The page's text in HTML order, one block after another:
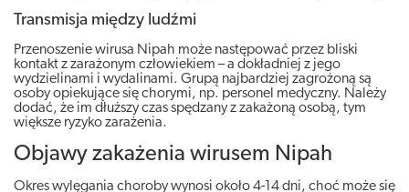
Transmisja między ludźmi
Przenoszenie wirusa Nipah może następować przez bliski
kontakt z zarażonym człowiekiem – a dokładniej z jego
wydzielinami i wydalinami. Grupą najbardziej zagrożoną są
osoby opiekujące się chorymi, np. personel medyczny. Należy
dodać, że im dłuższy czas spędzany z zakażoną osobą, tym
większe ryzyko zarażenia.
Objawy zakażenia wirusem Nipah
Okres wylęgania choroby wynosi około 4-14 dni, choć może się